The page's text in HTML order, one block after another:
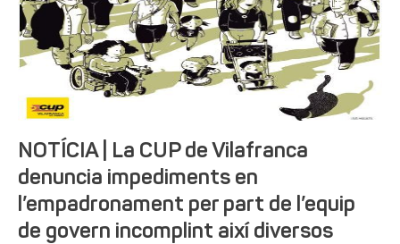
NOTÍCIA | La CUP de Vilafranca
denuncia impediments en
l’empadronament per part de l’equip
de govern incomplint així diversos